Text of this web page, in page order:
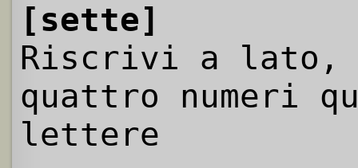
[sette]
Riscrivi a
quattro numeri
lettere